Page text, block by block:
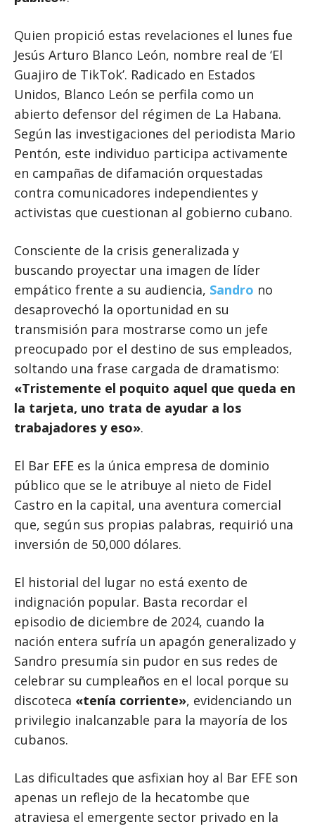
Quien propició estas revelaciones el lunes fue
Jesús Arturo Blanco León, nombre real de ‘El
Guajiro de TikTok’. Radicado en Estados
Unidos, Blanco León se perfila como un
abierto defensor del régimen de La Habana.
Según las investigaciones del periodista Mario
Pentón, este individuo participa activamente
en campañas de difamación orquestadas
contra comunicadores independientes y
activistas que cuestionan al gobierno cubano.
Consciente de la crisis generalizada y
buscando proyectar una imagen de líder
empático frente a su audiencia, Sandro no
desaprovechó la oportunidad en su
transmisión para mostrarse como un jefe
preocupado por el destino de sus empleados,
soltando una frase cargada de dramatismo:
«Tristemente el poquito aquel que queda en
la tarjeta, uno trata de ayudar a los
trabajadores y eso».
El Bar EFE es la única empresa de dominio
público que se le atribuye al nieto de Fidel
Castro en la capital, una aventura comercial
que, según sus propias palabras, requirió una
inversión de 50,000 dólares.
El historial del lugar no está exento de
indignación popular. Basta recordar el
episodio de diciembre de 2024, cuando la
nación entera sufría un apagón generalizado y
Sandro presumía sin pudor en sus redes de
celebrar su cumpleaños en el local porque su
discoteca «tenía corriente», evidenciando un
privilegio inalcanzable para la mayoría de los
cubanos.
Las dificultades que asfixian hoy al Bar EFE son
apenas un reflejo de la hecatombe que
atraviesa el emergente sector privado en la